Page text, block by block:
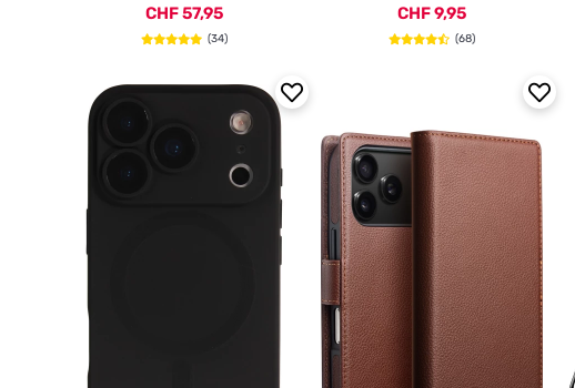
CHF 57,95
(34)
CHF 9,95
(68)